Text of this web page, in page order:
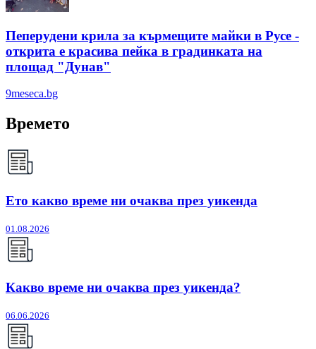
Пеперудени крила за кърмещите майки в Русе -
открита е красива пейка в градинката на
площад "Дунав"
9meseca.bg
Времето
Ето какво време ни очаква през уикенда
01.08.2026
Какво време ни очаква през уикенда?
06.06.2026